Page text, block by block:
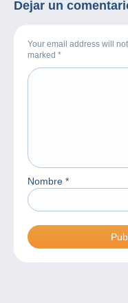
Dejar un
Your email address will
marked *
Nombre *